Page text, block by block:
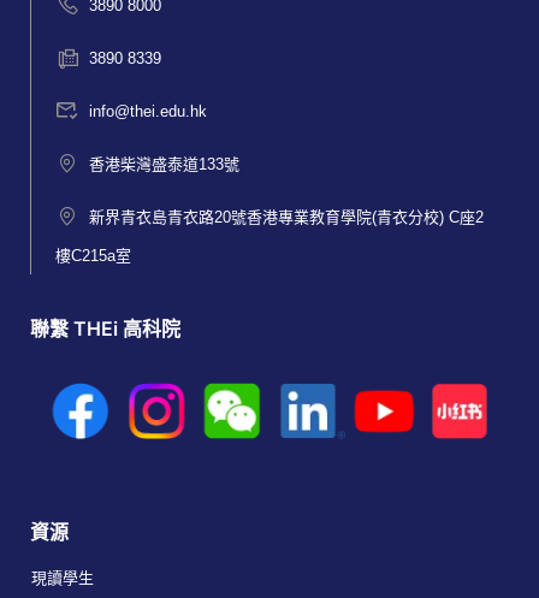
3890 8000
3890 8339
info@thei.edu.hk
香港柴灣盛泰道133號
新界青衣島青衣路20號香港專業教育學院(青衣分校) C座2
樓C215a室
聯繫 THEi 高科院
資源
現讀學生